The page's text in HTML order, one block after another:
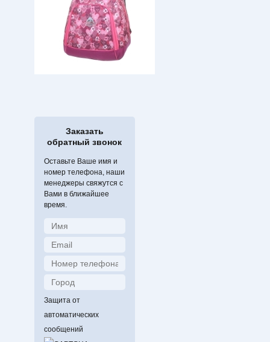
Заказать
обратный звонок
Оставьте Ваше имя и
номер телефона, наши
менеджеры свяжутся с
Вами в ближайшее
время.
Защита от
автоматических
сообщений